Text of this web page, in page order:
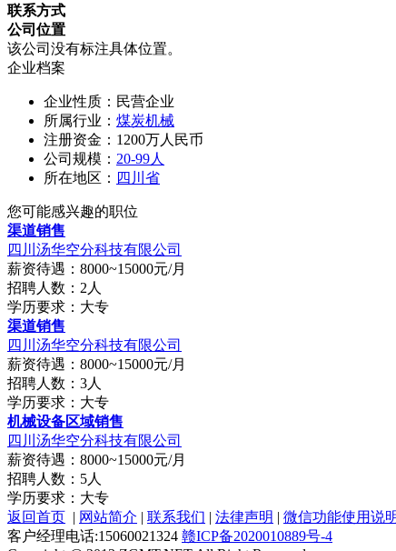
联系方式
公司位置
该公司没有标注具体位置。
企业档案
企业性质：民营企业
所属行业： 煤炭机械
注册资金：1200万人民币
公司规模： 20-99人
所在地区： 四川省
您可能感兴趣的职位
渠道销售
四川汤华空分科技有限公司
薪资待遇：8000~15000元/月
招聘人数：2人
学历要求：大专
渠道销售
四川汤华空分科技有限公司
薪资待遇：8000~15000元/月
招聘人数：3人
学历要求：大专
机械设备区域销售
四川汤华空分科技有限公司
薪资待遇：8000~15000元/月
招聘人数：5人
学历要求：大专
返回首页 | 网站简介 | 联系我们 | 法律声明 | 微信功能使用说
客户经理电话:15060021324 赣ICP备2020010889号-4